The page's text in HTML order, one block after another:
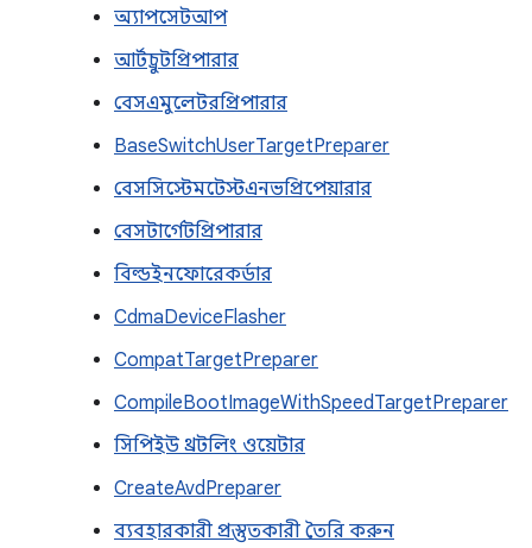
অ্যাপসেটআপ
আর্টচ্রুটপ্রিপারার
বেসএমুলেটরপ্রিপারার
BaseSwitchUserTargetPreparer
বেসসিস্টেমটেস্টএনভপ্রিপেয়ারার
বেসটার্গেটপ্রিপারার
বিল্ডইনফোরেকর্ডার
CdmaDeviceFlasher
CompatTargetPreparer
CompileBootImageWithSpeedTargetPreparer
সিপিইউ থ্রটলিং ওয়েটার
CreateAvdPreparer
ব্যবহারকারী প্রস্তুতকারী তৈরি করুন